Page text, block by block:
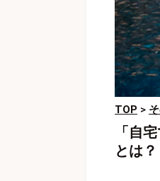
TOP >
「自
とは？